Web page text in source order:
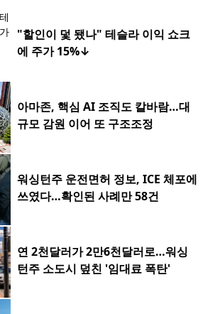
"할인이 덫 됐나" 테슬라 이익 쇼크
에 주가 15%↓
아마존, 핵심 AI 조직도 칼바람…대
규모 감원 이어 또 구조조정
워싱턴주 운전면허 정보, ICE 체포에
쓰였다…확인된 사례만 58건
연 2천달러가 2만6천달러로…워싱
턴주 소도시 덮친 '임대료 폭탄'